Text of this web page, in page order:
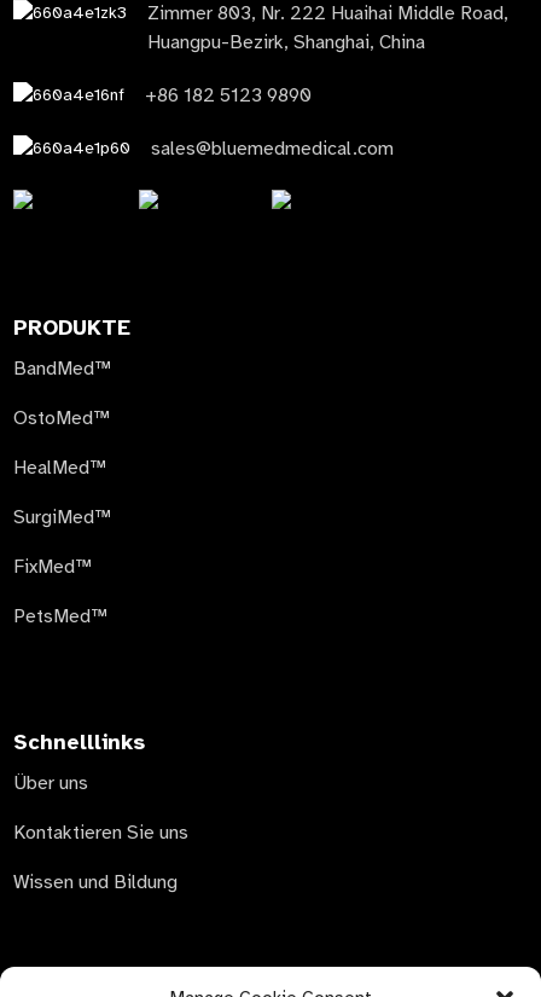
Zimmer 803, Nr. 222 Huaihai Middle Road,
Huangpu-Bezirk, Shanghai, China
+86 182 5123 9890
sales@bluemedmedical.com
PRODUKTE
BandMed™
OstoMed™
HealMed™
SurgiMed™
FixMed™
PetsMed™
Schnelllinks
Über uns
Kontaktieren Sie uns
Wissen und Bildung